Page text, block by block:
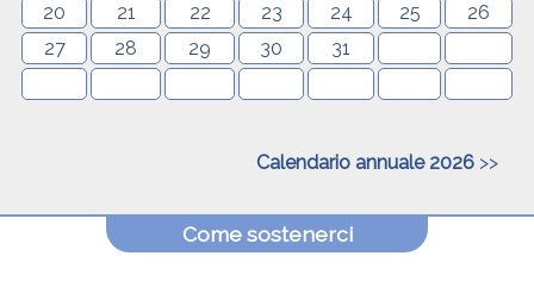
20
21 22 23 24 25
26
27
28 29 30 31
Calendario annuale 2026 >>
Come sostenerci